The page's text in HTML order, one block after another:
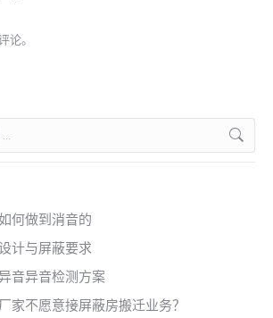
论。
何做到消音的
计与屏蔽要求
音异音检测方案
家不愿意接屏蔽房搬迁业务？